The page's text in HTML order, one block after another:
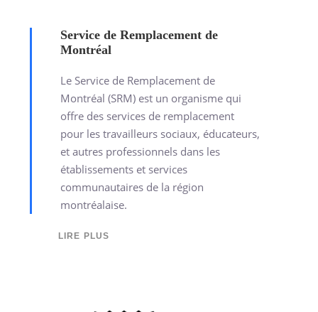
Service de Remplacement de
Montréal
Le Service de Remplacement de
Montréal (SRM) est un organisme qui
offre des services de remplacement
pour les travailleurs sociaux, éducateurs,
et autres professionnels dans les
établissements et services
communautaires de la région
montréalaise.
LIRE PLUS